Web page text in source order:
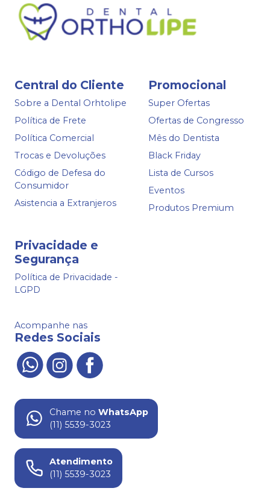
Central do Cliente
Sobre a Dental Orhtolipe
Política de Frete
Política Comercial
Trocas e Devoluções
Código de Defesa do
Consumidor
Asistencia a Extranjeros
Promocional
Super Ofertas
Ofertas de Congresso
Mês do Dentista
Black Friday
Lista de Cursos
Eventos
Produtos Premium
Privacidade e
Segurança
Política de Privacidade -
LGPD
Acompanhe nas
Redes Sociais
Chame no WhatsApp
(11) 5539-3023
Atendimento
(11) 5539-3023